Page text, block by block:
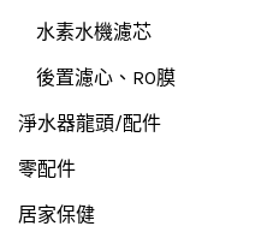
水素水機濾芯
後置濾心、RO膜
淨水器龍頭/配件
零配件
居家保健